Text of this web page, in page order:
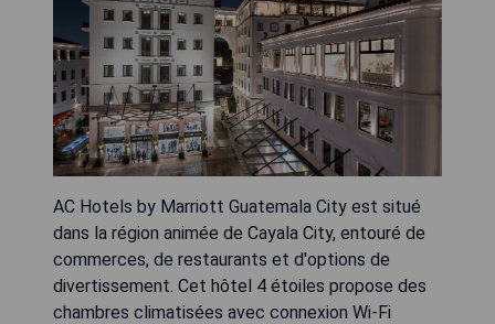
AC Hotels by Marriott Guatemala City est situé
dans la région animée de Cayala City, entouré de
commerces, de restaurants et d'options de
divertissement. Cet hôtel 4 étoiles propose des
chambres climatisées avec connexion Wi-Fi